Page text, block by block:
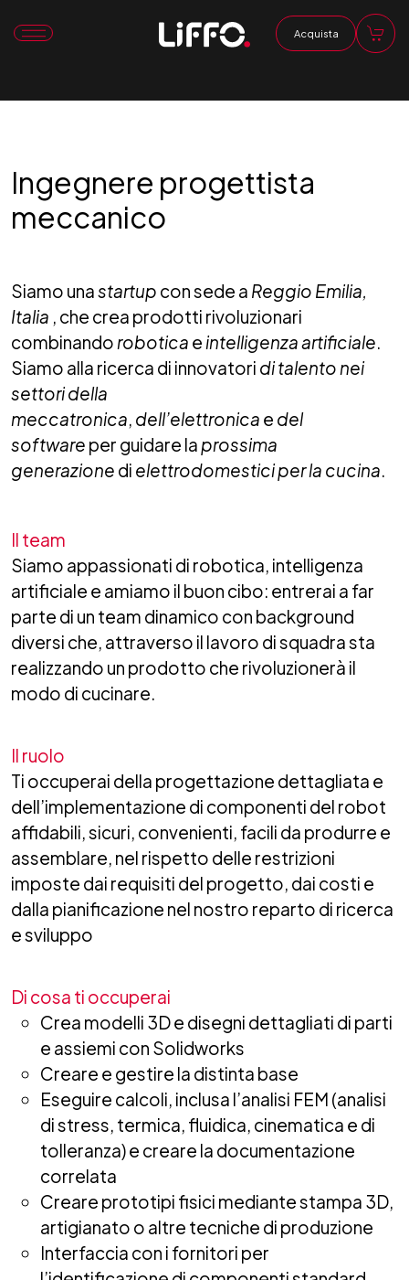
Acquista
Ingegnere progettista
meccanico
Siamo unastartup con sede a Reggio Emilia,
Italia , che crea prodotti rivoluzionari
combinando robotica e intelligenza artificiale.
Siamo alla ricerca di innovatori di talento nei
settori della
meccatronica, dell’elettronica e del
software per guidare la prossima
generazione di elettrodomestici per la cucina.
Il team
Siamo appassionati di robotica, intelligenza
artificiale e amiamo il buon cibo: entrerai a far
parte di un team dinamico con background
diversi che, attraverso il lavoro di squadra sta
realizzando un prodotto che rivoluzionerà il
modo di cucinare.
Il ruolo
Ti occuperai della progettazione dettagliata e
dell’implementazione di componenti del robot
affidabili, sicuri, convenienti, facili da produrre e
assemblare, nel rispetto delle restrizioni
imposte dai requisiti del progetto, dai costi e
dalla pianificazione nel nostro reparto di ricerca
e sviluppo
Di cosa ti occuperai
Crea modelli 3D e disegni dettagliati di parti
e assiemi con Solidworks
Creare e gestire la distinta base
Eseguire calcoli, inclusa l’analisi FEM (analisi
di stress, termica, fluidica, cinematica e di
tolleranza) e creare la documentazione
correlata
Creare prototipi fisici mediante stampa 3D,
artigianato o altre tecniche di produzione
Interfaccia con i fornitori per